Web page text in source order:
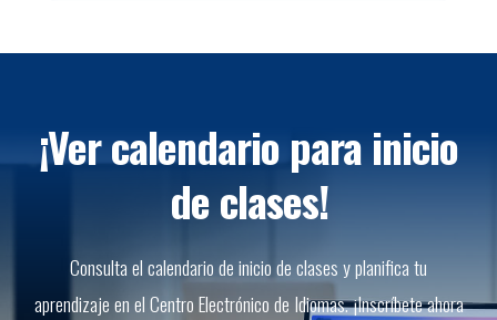
¡Ver calendario para inicio
de clases!
Consulta el calendario de inicio de clases y planifica tu
aprendizaje en el Centro Electrónico de Idiomas. ¡Inscríbete ahora